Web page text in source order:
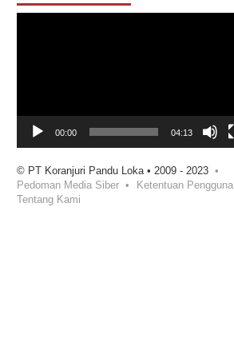
00:00 04:13
© PT Koranjuri Pandu Loka • 2009 - 2023
Pedoman Media Siber
Ketentuan Pengguna
Tentang Kami